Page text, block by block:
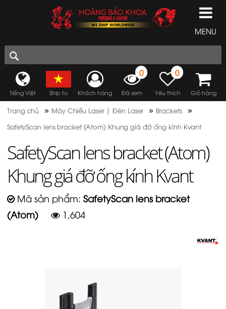
MENU
Tiếng Việt Ship to Khách hàng
0
Đã xem
0
Yêu thích Giỏ hàng
Trang chủ » Máy Chiếu Laser | Đèn Laser » Brackets »
SafetyScan lens bracket (Atom) Khung giá đỡ ống kính Kvant
SafetyScan lens bracket (Atom)
Khung giá đỡ ống kính Kvant
Mã sản phẩm: SafetyScan lens bracket
(Atom)
1,604